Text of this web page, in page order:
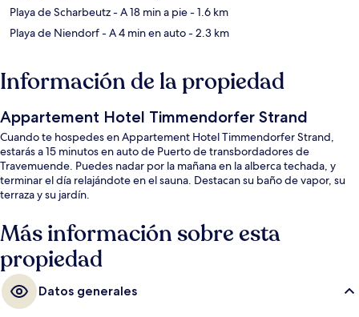
Playa de Scharbeutz- A 18 min a pie- 1.6 km
Playa de Niendorf- A 4 min en auto- 2.3 km
Información de la propiedad
Appartement Hotel Timmendorfer Strand
Cuando te hospedes en Appartement Hotel Timmendorfer Strand,
estarás a 15 minutos en auto de Puerto de transbordadores de
Travemuende. Puedes nadar por la mañana en la alberca techada, y
terminar el día relajándote en el sauna. Destacan su baño de vapor, su
terraza y su jardín.
Más información sobre esta
propiedad
Datos generales